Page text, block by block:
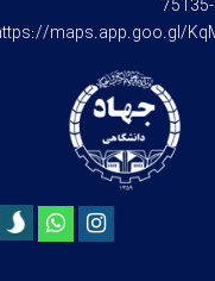
maps.app.goo.gl/